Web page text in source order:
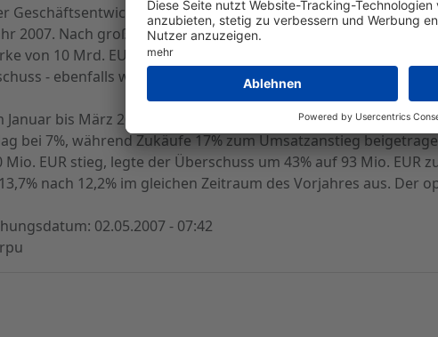
Geschäftsentwicklung im 1. Quartal bekräftigte die Fresenius
2007. Nach großen Zukäufen im Klinik- und Dialysebereich
von 10 Mrd. EUR. Im laufenden Geschäftsjahr 2007 soll der
- ebenfalls währungsbereinigt - um 20 bis 25% klettern.
Januar bis März 2006 legte der Umsatz um 16% auf 2,77 Mrd.
bei 7%, während Zukäufe 17% zum Umsatzanstieg
Mio. EUR stieg, legte der Überschuss um 43% auf 93 Mio.
nach 12,2% im gleichen Zeitraum des Vorjahres aus. Der
02.05.2007 - 07:42